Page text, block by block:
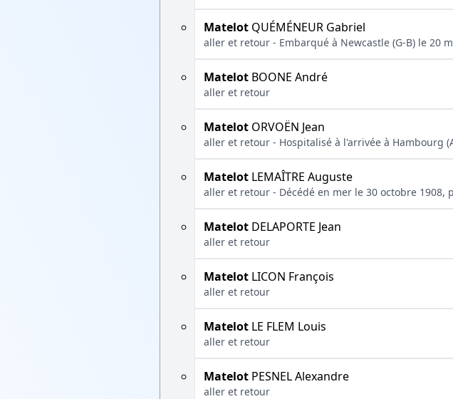
Matelot QUÉMÉNEUR Gabriel
aller et retour - Embarqué à Newcastle (G-B) le 20
Matelot BOONE André
aller et retour
Matelot ORVOËN Jean
aller et retour - Hospitalisé à l'arrivée à Hambourg
Matelot LEMAÎTRE Auguste
aller et retour - Décédé en mer le 30 octobre
Matelot DELAPORTE Jean
aller et retour
Matelot LICON François
aller et retour
Matelot LE FLEM Louis
aller et retour
Matelot PESNEL Alexandre
aller et retour